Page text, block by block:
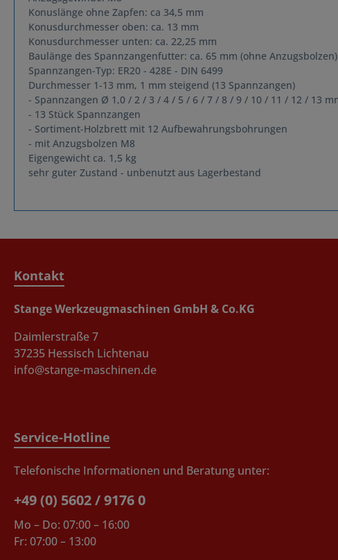
Konuslänge ohne Zapfen: ca 34,5 mm
Konusdurchmesser oben: ca. 13 mm
Konusdurchmesser unten: ca. 22,25 mm
Baulänge des Spannzangenfutter: ca. 65 mm (ohne Anzugsbolzen)
Spannzangen-Typ: ER20 - 428E - DIN 6499
Durchmesser 1-13 mm, 1 mm steigend (13 Spannzangen)
- Spannzangen Ø 1,0 / 2 / 3 / 4 / 5 / 6 / 7 / 8 / 9 / 10 / 11 / 12 / 13
- 13 Stück Spannzangen
- Sortiment-Holzbrett mit 12 Aufbewahrungsbohrungen
- mit Anzugsbolzen M8
Eigengewicht ca. 1,5 kg
sehr guter Zustand - unbenutzt aus Lagerbestand
Kontakt
Stange Werkzeugmaschinen GmbH & Co.KG
Daimlerstraße 7
37235 Hessisch Lichtenau
info@stange-maschinen.de
Service-Hotline
Telefonische Informationen und Beratung unter:
+49 (0) 5602 / 9176 0
Mo – Do: 07:00 – 16:00
Fr: 07:00 – 13:00